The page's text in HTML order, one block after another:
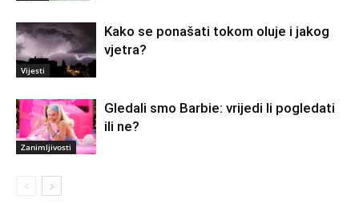
Vijesti
Kako se ponašati tokom oluje i jakog
vjetra?
Zanimljivosti
Gledali smo Barbie: vrijedi li pogledati
ili ne?